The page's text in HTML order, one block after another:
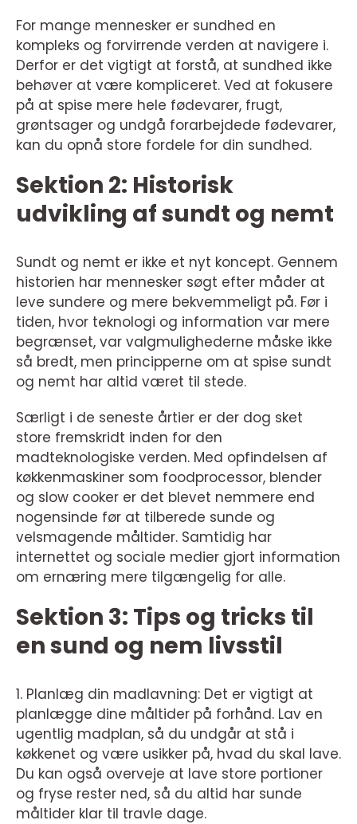
For mange mennesker er sundhed en
kompleks og forvirrende verden at navigere i.
Derfor er det vigtigt at forstå, at sundhed ikke
behøver at være kompliceret. Ved at fokusere
på at spise mere hele fødevarer, frugt,
grøntsager og undgå forarbejdede fødevarer,
kan du opnå store fordele for din sundhed.
Sektion 2: Historisk
udvikling af sundt og nemt
Sundt og nemt er ikke et nyt koncept. Gennem
historien har mennesker søgt efter måder at
leve sundere og mere bekvemmeligt på. Før i
tiden, hvor teknologi og information var mere
begrænset, var valgmulighederne måske ikke
så bredt, men principperne om at spise sundt
og nemt har altid været til stede.
Særligt i de seneste årtier er der dog sket
store fremskridt inden for den
madteknologiske verden. Med opfindelsen af
køkkenmaskiner som foodprocessor, blender
og slow cooker er det blevet nemmere end
nogensinde før at tilberede sunde og
velsmagende måltider. Samtidig har
internettet og sociale medier gjort information
om ernæring mere tilgængelig for alle.
Sektion 3: Tips og tricks til
en sund og nem livsstil
1. Planlæg din madlavning: Det er vigtigt at
planlægge dine måltider på forhånd. Lav en
ugentlig madplan, så du undgår at stå i
køkkenet og være usikker på, hvad du skal lave.
Du kan også overveje at lave store portioner
og fryse rester ned, så du altid har sunde
måltider klar til travle dage.